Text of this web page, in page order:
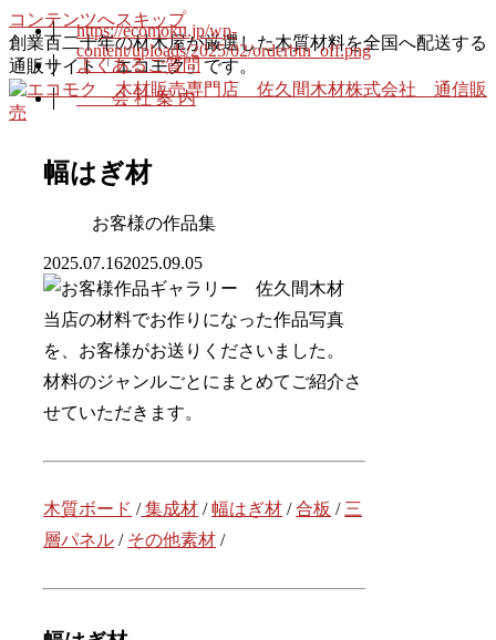
コンテンツへスキップ
創業百二十年の材木屋が厳選した木質材料を全国へ配送する
通販サイト「エコモク」です。
会 社 案 内
よくあるご質問
https://ecomoku.jp/wp-
content/uploads/2025/02/orderbtn_off.png
幅はぎ材
お客様の作品集
2025.07.162025.09.05
当店の材料でお作りになった作品写真
を、お客様がお送りくださいました。
材料のジャンルごとにまとめてご紹介さ
せていただきます。
木質ボード /集成材 /幅はぎ材 /合板 /三
層パネル / その他素材 /